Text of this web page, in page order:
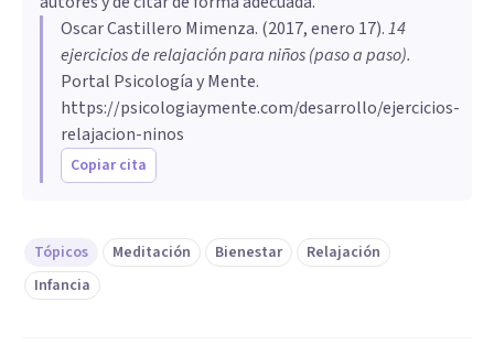
Oscar Castillero Mimenza. (2017, enero 17).14
ejercicios de relajación para niños (paso a paso).
Portal Psicología y Mente.
https://psicologiaymente.com/desarrollo/ejercicios-
relajacion-ninos
Copiar cita
Tópicos Meditación Bienestar
Relajación
Infancia